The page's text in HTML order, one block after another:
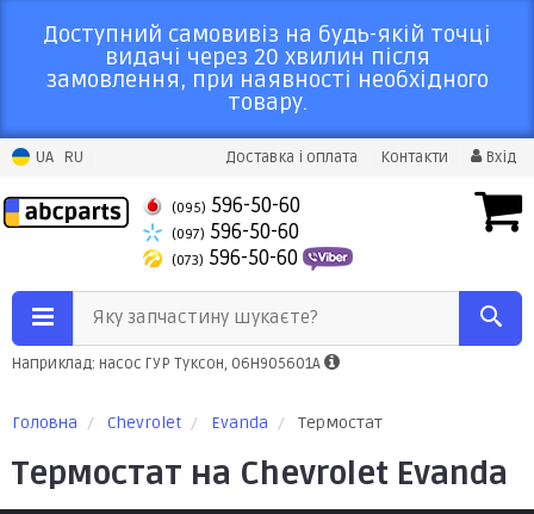
Доступний самовивіз на будь-якій точці
видачі через 20 хвилин після
замовлення, при наявності необхідного
товару.
UA RU Доставка і оплата Контакти Вхід
(095) 596-50-60
(097) 596-50-60
(073) 596-50-60
Яку запчастину шукаєте?
Наприклад: насос ГУР Туксон, 06H905601A
Головна Chevrolet Evanda Термостат
Термостат на Chevrolet Evanda